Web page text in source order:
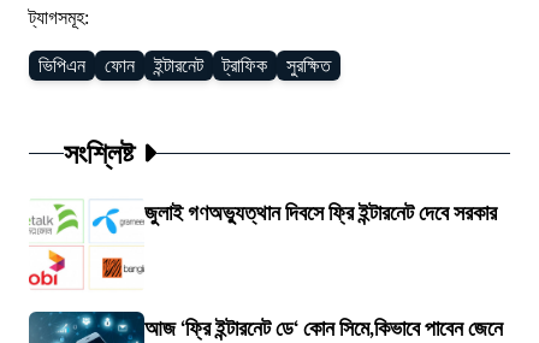
ট্যাগসমূহ:
ভিপিএন ফোন ইন্টারনেট ট্রাফিক সুরক্ষিত
সংশ্লিষ্ট
জুলাই গণঅভ্যুত্থান দিবসে ফ্রি ইন্টারনেট দেবে সরকার
আজ ‘ফ্রি ইন্টারনেট ডে‘ কোন সিমে,কিভাবে পাবেন জেনে